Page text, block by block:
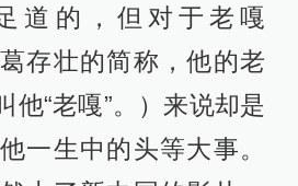
道的，但对于老嘎
存壮的简称，他的老
他“老嘎”。）来说却是
一生中的头等大事。